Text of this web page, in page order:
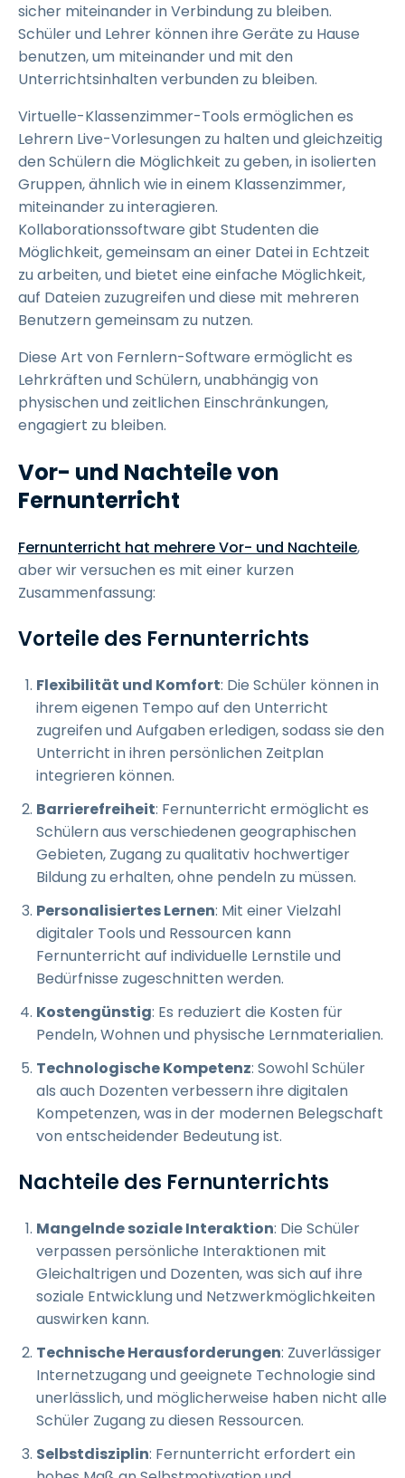
sicher miteinander in Verbindung zu bleiben.
Schüler und Lehrer können ihre Geräte zu Hause
benutzen, um miteinander und mit den
Unterrichtsinhalten verbunden zu bleiben.
Virtuelle-Klassenzimmer-Tools ermöglichen es
Lehrern Live-Vorlesungen zu halten und gleichzeitig
den Schülern die Möglichkeit zu geben, in isolierten
Gruppen, ähnlich wie in einem Klassenzimmer,
miteinander zu interagieren.
Kollaborationssoftware gibt Studenten die
Möglichkeit, gemeinsam an einer Datei in Echtzeit
zu arbeiten, und bietet eine einfache Möglichkeit,
auf Dateien zuzugreifen und diese mit mehreren
Benutzern gemeinsam zu nutzen.
Diese Art von Fernlern-Software ermöglicht es
Lehrkräften und Schülern, unabhängig von
physischen und zeitlichen Einschränkungen,
engagiert zu bleiben.
Vor- und Nachteile von
Fernunterricht
Fernunterricht hat mehrere Vor- und Nachteile,
aber wir versuchen es mit einer kurzen
Zusammenfassung:
Vorteile des Fernunterrichts
Flexibilität und Komfort: Die Schüler können in
ihrem eigenen Tempo auf den Unterricht
zugreifen und Aufgaben erledigen, sodass sie den
Unterricht in ihren persönlichen Zeitplan
integrieren können.
Barrierefreiheit: Fernunterricht ermöglicht es
Schülern aus verschiedenen geographischen
Gebieten, Zugang zu qualitativ hochwertiger
Bildung zu erhalten, ohne pendeln zu müssen.
Personalisiertes Lernen: Mit einer Vielzahl
digitaler Tools und Ressourcen kann
Fernunterricht auf individuelle Lernstile und
Bedürfnisse zugeschnitten werden.
Kostengünstig: Es reduziert die Kosten für
Pendeln, Wohnen und physische Lernmaterialien.
Technologische Kompetenz: Sowohl Schüler
als auch Dozenten verbessern ihre digitalen
Kompetenzen, was in der modernen Belegschaft
von entscheidender Bedeutung ist.
Nachteile des Fernunterrichts
Mangelnde soziale Interaktion: Die Schüler
verpassen persönliche Interaktionen mit
Gleichaltrigen und Dozenten, was sich auf ihre
soziale Entwicklung und Netzwerkmöglichkeiten
auswirken kann.
Technische Herausforderungen: Zuverlässiger
Internetzugang und geeignete Technologie sind
unerlässlich, und möglicherweise haben nicht alle
Schüler Zugang zu diesen Ressourcen.
Selbstdisziplin: Fernunterricht erfordert ein